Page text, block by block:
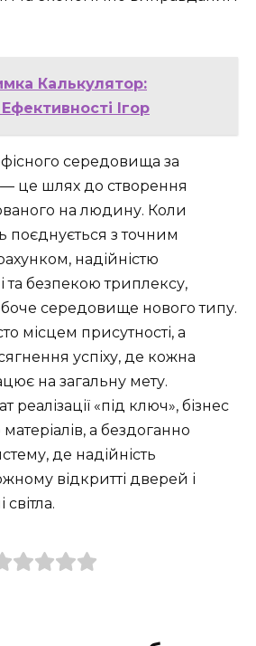
Калькулятор:
Ігор
середовища за
це шлях до створення
на людину. Коли
поєднується з точним
надійністю
та безпекою триплексу,
середовище нового типу.
місцем присутності, а
успіху, де кожна
на загальну мету.
«під ключ», бізнес
а бездоганно
де надійність
відкритті дверей і